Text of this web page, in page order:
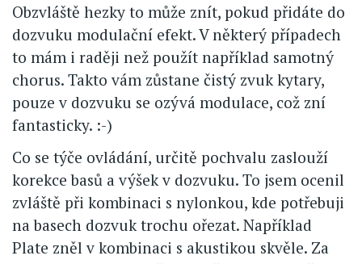
Obzvláště hezky to může znít, pokud přidáte do
dozvuku modulační efekt. V některý případech
to mám i raději než použít například samotný
chorus. Takto vám zůstane čistý zvuk kytary,
pouze v dozvuku se ozývá modulace, což zní
fantasticky. :-)
Co se týče ovládání, určitě pochvalu zaslouží
korekce basů a výšek v dozvuku. To jsem ocenil
zvláště při kombinaci s nylonkou, kde potřebuji
na basech dozvuk trochu ořezat. Například
Plate zněl v kombinaci s akustikou skvěle. Za